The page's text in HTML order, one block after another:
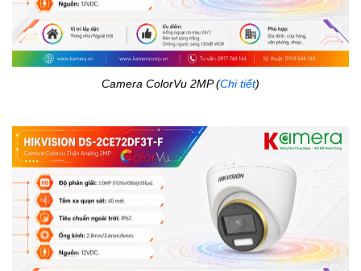
Camera ColorVu 2MP (Chi tiết)